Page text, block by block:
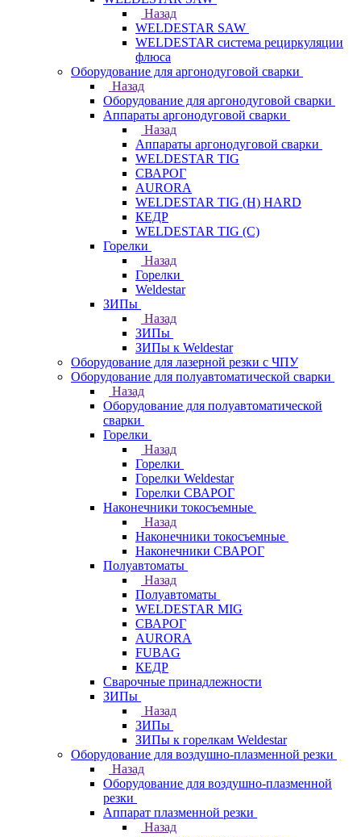
Назад
WELDESTAR SAW
WELDESTAR система рециркуляции
флюса
Оборудование для аргонодуговой сварки
Назад
Оборудование для аргонодуговой сварки
Аппараты аргонодуговой сварки
Назад
Аппараты аргонодуговой сварки
WELDESTAR TIG
СВАРОГ
AURORA
WELDESTAR TIG (H) HARD
КЕДР
WELDESTAR TIG (С)
Горелки
Назад
Горелки
Weldestar
ЗИПы
Назад
ЗИПы
ЗИПы к Weldestar
Оборудование для лазерной резки с ЧПУ
Оборудование для полуавтоматической сварки
Назад
Оборудование для полуавтоматической
сварки
Горелки
Назад
Горелки
Горелки Weldestar
Горелки СВАРОГ
Наконечники токосъемные
Назад
Наконечники токосъемные
Наконечники СВАРОГ
Полуавтоматы
Назад
Полуавтоматы
WELDESTAR MIG
СВАРОГ
AURORA
FUBAG
КЕДР
Сварочные принадлежности
ЗИПы
Назад
ЗИПы
ЗИПы к горелкам Weldestar
Оборудование для воздушно-плазменной резки
Назад
Оборудование для воздушно-плазменной
резки
Аппарат плазменной резки
Назад